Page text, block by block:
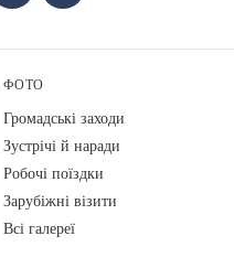
ФОТО
Громадські заходи
Зустрічі й наради
Робочі поїздки
Зарубіжні візити
Всі галереї